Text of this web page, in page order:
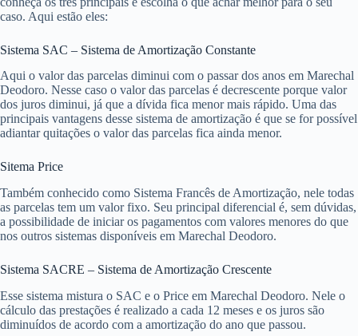
caso. Aqui estão eles:
Sistema SAC – Sistema de Amortização Constante
Aqui o valor das parcelas diminui com o passar dos anos em Marechal
Deodoro. Nesse caso o valor das parcelas é decrescente porque valor
dos juros diminui, já que a dívida fica menor mais rápido. Uma das
principais vantagens desse sistema de amortização é que se for possível
adiantar quitações o valor das parcelas fica ainda menor.
Sitema Price
Também conhecido como Sistema Francês de Amortização, nele todas
as parcelas tem um valor fixo. Seu principal diferencial é, sem dúvidas,
a possibilidade de iniciar os pagamentos com valores menores do que
nos outros sistemas disponíveis em Marechal Deodoro.
Sistema SACRE – Sistema de Amortização Crescente
Esse sistema mistura o SAC e o Price em Marechal Deodoro. Nele o
cálculo das prestações é realizado a cada 12 meses e os juros são
diminuídos de acordo com a amortização do ano que passou.